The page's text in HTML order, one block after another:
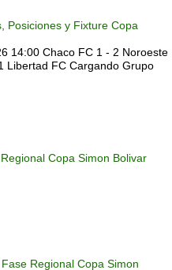
Posiciones y Fixture Copa
14:00 Chaco FC 1 - 2 Noroeste
Libertad FC Cargando Grupo
Copa Simon Bolivar
Regional Copa Simon